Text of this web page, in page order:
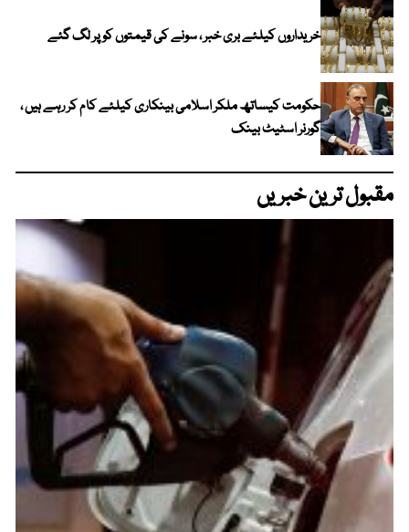
خریداروں کیلئے بری خبر ، سونے کی قیمتوں کو پر لگ گئے
حکومت کیساتھ ملکر اسلامی بینکاری کیلئے کام کر رہے ہیں ،
گورنر اسٹیٹ بینک
مقبول ترین خبریں